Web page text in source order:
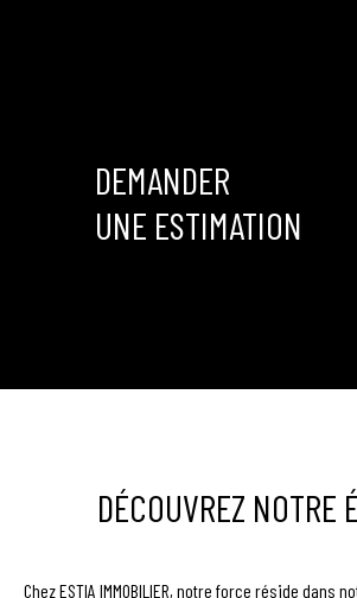
DEMANDER
UNE ESTIMATION
DÉCOUVREZ NOTRE
Chez ESTIA IMMOBILIER, notre force réside dans